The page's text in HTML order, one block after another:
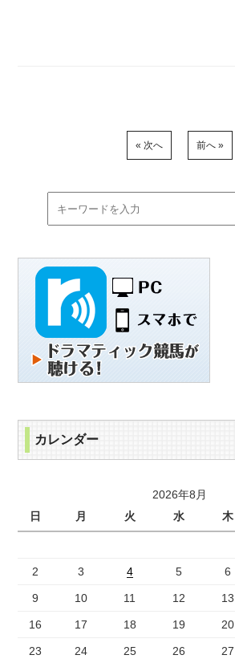
« 次へ 前へ »
カレンダー
2026年8月
日
月 火 水 木
2 3 4 5 6
9 10 11 12 13
16 17 18 19 20
23 24 25 26 27